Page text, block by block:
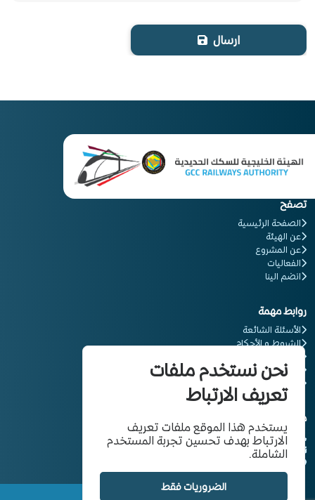
ارسال
نحن نستخدم ملفات
تعريف الارتباط
يستخدم هذا الموقع ملفات تعريف
الارتباط بهدف تحسين تجربة المستخدم
الشاملة.
الضروريات فقط
تصفح
الصفحة الرئيسية
عن الهيئة
عن المشروع
الفعاليات
انضم الينا
روابط مهمة
الأسئلة الشائعة
الشروط و الأحكام
سياسة الخصوصية
كن شريكاَ
معلومات التواصل
00966114827777
info@gcc-ra.org